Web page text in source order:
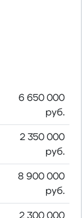
6 650 000
руб.
2 350 000
руб.
8 900 000
руб.
2 300 000